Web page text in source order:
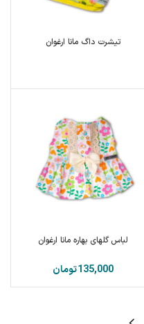
تیشرت داگ مانا ارغوان
لباس گلهای بهاره مانا ارغوان
تومان